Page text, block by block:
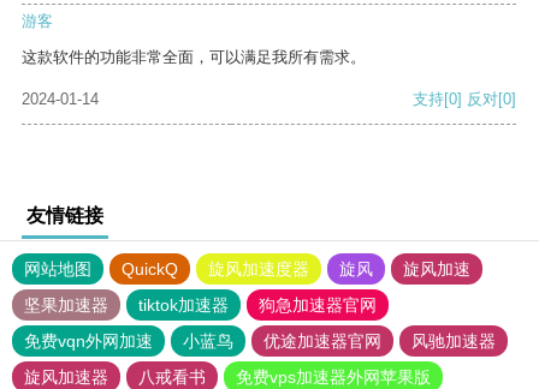
游客
这款软件的功能非常全面，可以满足我所有需求。
2024-01-14 支持[0] 反对[0]
友情链接
网站地图 QuickQ 旋风加速度器 旋风
旋风加速
坚果加速器
tiktok加速器
狗急加速器官网
免费vqn外网加速
小蓝鸟 优途加速器官网
风驰加速器
旋风加速器
八戒看书
免费vps加速器外网苹果版